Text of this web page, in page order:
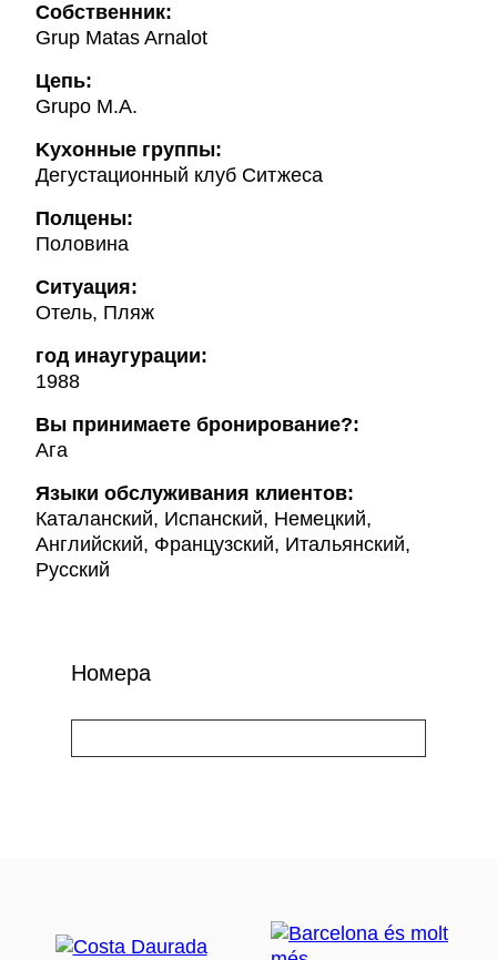
Собственник:
Grup Matas Arnalot
Цепь:
Grupo M.A.
Kухонные группы:
Дегустационный клуб Ситжеса
Полцены:
Половина
Ситуация:
Отель, Пляж
год инаугурации:
1988
Вы принимаете бронирование?:
Ага
Языки обслуживания клиентов:
Каталанский, Испанский, Немецкий,
Английский, Французский, Итальянский,
Русский
Номера